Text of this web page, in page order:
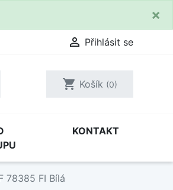
×
 Přihlásit se
shopping_cart Košík (0)
KONTAKT
78385 FI Bílá